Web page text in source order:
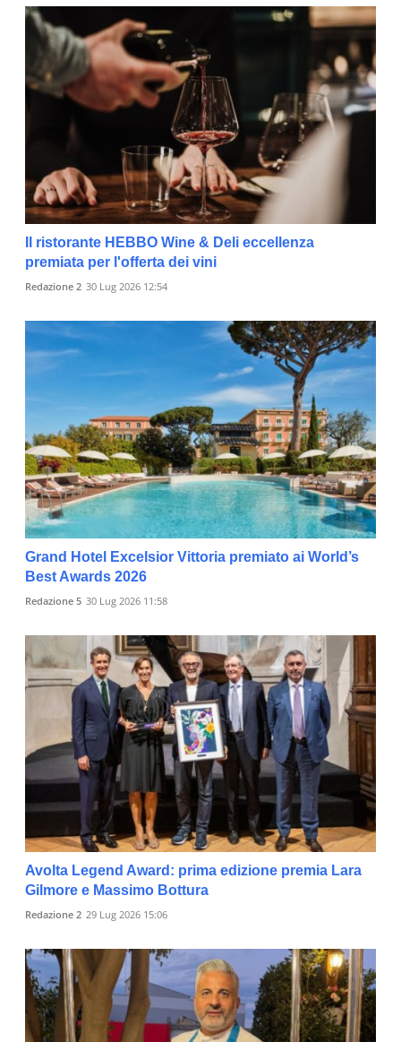
Il ristorante HEBBO Wine & Deli eccellenza
premiata per l'offerta dei vini
Redazione 2 30 Lug 2026 12:54
Grand Hotel Excelsior Vittoria premiato ai World’s
Best Awards 2026
Redazione 5 30 Lug 2026 11:58
Avolta Legend Award: prima edizione premia Lara
Gilmore e Massimo Bottura
Redazione 2 29 Lug 2026 15:06